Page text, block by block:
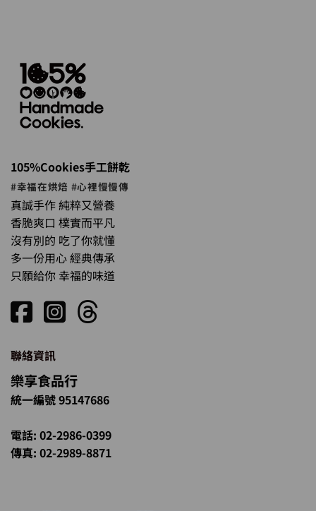
105%Cookies手工餅乾
#幸福在烘焙 #心裡慢慢傳
真誠手作 純粹又營養
香脆爽口 樸實而平凡
沒有別的 吃了你就懂
多一份用心 經典傳承
只願給你 幸福的味道
聯絡資訊
樂享食品行
統一編號 95147686
電話: 02-2986-0399
傳真: 02-2989-8871